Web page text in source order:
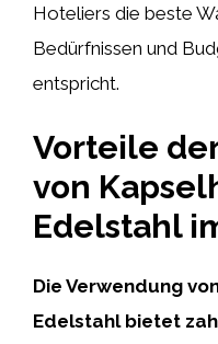
Hoteliers die beste
Bedürfnissen und
entspricht.
Vorteile
von
Edelstahl
Die Verwendung
Edelstahl bietet